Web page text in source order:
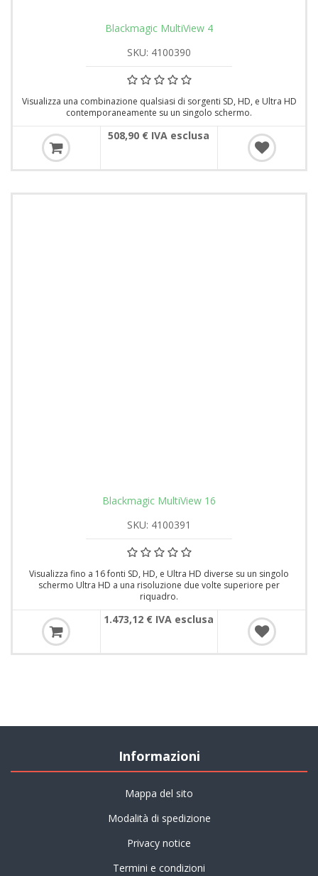
Blackmagic MultiView 4
SKU: 4100390
Visualizza una combinazione qualsiasi di sorgenti SD, HD, e Ultra HD
contemporaneamente su un singolo schermo.
508,90 € IVA esclusa
Blackmagic MultiView 16
SKU: 4100391
Visualizza fino a 16 fonti SD, HD, e Ultra HD diverse su un singolo
schermo Ultra HD a una risoluzione due volte superiore per
riquadro.
1.473,12 € IVA esclusa
Informazioni
Mappa del sito
Modalità di spedizione
Privacy notice
Termini e condizioni